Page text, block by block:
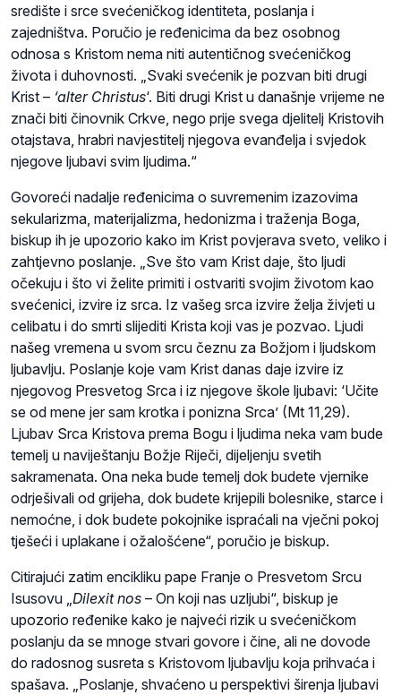
središte i srce svećeničkog identiteta, poslanja i
zajedništva. Poručio je ređenicima da bez osobnog
odnosa s Kristom nema niti autentičnog svećeničkog
života i duhovnosti. „Svaki svećenik je pozvan biti drugi
Krist – ‘alter Christus‘. Biti drugi Krist u današnje vrijeme ne
znači biti činovnik Crkve, nego prije svega djelitelj Kristovih
otajstava, hrabri navjestitelj njegova evanđelja i svjedok
njegove ljubavi svim ljudima.“
Govoreći nadalje ređenicima o suvremenim izazovima
sekularizma, materijalizma, hedonizma i traženja Boga,
biskup ih je upozorio kako im Krist povjerava sveto, veliko i
zahtjevno poslanje. „Sve što vam Krist daje, što ljudi
očekuju i što vi želite primiti i ostvariti svojim životom kao
svećenici, izvire iz srca. Iz vašeg srca izvire želja živjeti u
celibatu i do smrti slijediti Krista koji vas je pozvao. Ljudi
našeg vremena u svom srcu čeznu za Božjom i ljudskom
ljubavlju. Poslanje koje vam Krist danas daje izvire iz
njegovog Presvetog Srca i iz njegove škole ljubavi: ‘Učite
se od mene jer sam krotka i ponizna Srca’ (Mt 11,29).
Ljubav Srca Kristova prema Bogu i ljudima neka vam bude
temelj u naviještanju Božje Riječi, dijeljenju svetih
sakramenata. Ona neka bude temelj dok budete vjernike
odrješivali od grijeha, dok budete krijepili bolesnike, starce i
nemoćne, i dok budete pokojnike ispraćali na vječni pokoj
tješeći i uplakane i ožalošćene“, poručio je biskup.
Citirajući zatim encikliku pape Franje o Presvetom Srcu
Isusovu „ Dilexit nos – On koji nas uzljubi“, biskup je
upozorio ređenike kako je najveći rizik u svećeničkom
poslanju da se mnoge stvari govore i čine, ali ne dovode
do radosnog susreta s Kristovom ljubavlju koja prihvaća i
spašava. „Poslanje, shvaćeno u perspektivi širenja ljubavi